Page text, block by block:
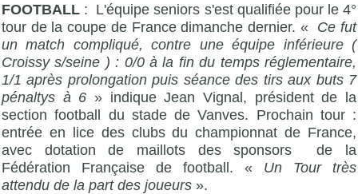
FOOTBALL : L'équipe seniors s'est qualifiée pour le 4°
tour de la coupe de France dimanche dernier. «
Ce fut
un match compliqué, contre une équipe inférieure (
Croissy s/seine ) : 0/0 à la fin du temps réglementaire,
1/1 après prolongation puis séance des tirs aux buts 7
pénaltys à 6 » indique Jean Vignal, président de la
section football du stade de Vanves. Prochain tour :
entrée en lice des clubs du championnat de France,
avec dotation de maillots des sponsors de la
Fédération Française de football. « Un Tour très
attendu de la part des joueurs ».